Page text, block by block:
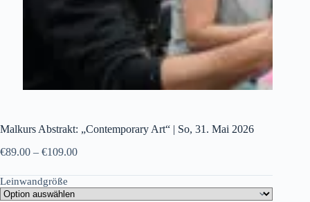
Malkurs Abstrakt: „Contemporary Art“ | So, 31. Mai 2026
€89.00 – €109.00
Leinwandgröße